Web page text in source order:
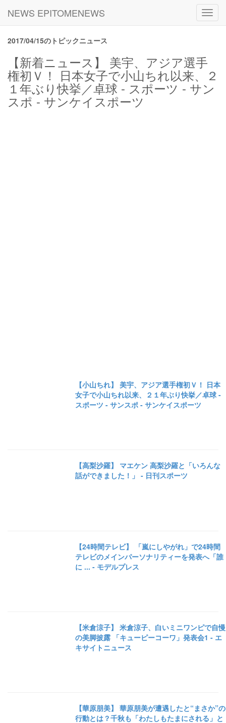
NEWS EPITOMENEWS
2017/04/15のトピックニュース
【新着ニュース】 美宇、アジア選手
権初Ｖ！ 日本女子で小山ちれ以来、２
１年ぶり快挙／卓球 - スポーツ - サン
スポ - サンケイスポーツ
【小山ちれ】 美宇、アジア選手権初Ｖ！ 日本
女子で小山ちれ以来、２１年ぶり快挙／卓球 -
スポーツ - サンスポ - サンケイスポーツ
【高梨沙羅】 マエケン 高梨沙羅と「いろんな
話ができました！」 - 日刊スポーツ
【24時間テレビ】 「嵐にしやがれ」で24時間
テレビのメインパーソナリティーを発表へ「誰
に ... - モデルプレス
【米倉涼子】 米倉涼子、白いミニワンピで自慢
の美脚披露 「キューピーコーワ」発表会1 - エ
キサイトニュース
【華原朋美】 華原朋美が遭遇したと“まさか”の
行動とは？千秋も「わたしもたまにされる」と